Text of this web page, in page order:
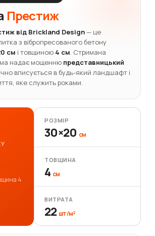
Престиж
від Brickland Design— це
з вібропресованого бетону
см і товщиною 4 см. Стримана
надає мощенню представницький
вписується в будь-який ландшафт і
яке служить роками.
4
РОЗМІР
30×20 см
ТОВЩИНА
4 см
ВИТРАТА
22 шт/м²